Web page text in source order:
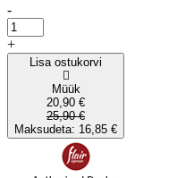
-
+
Lisa ostukorvi
Müük
20,90 €
25,90 €
Maksudeta: 16,85 €